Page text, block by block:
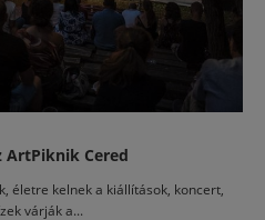
ArtPiknik Cered
életre kelnek a kiállítások, koncert,
várják a...